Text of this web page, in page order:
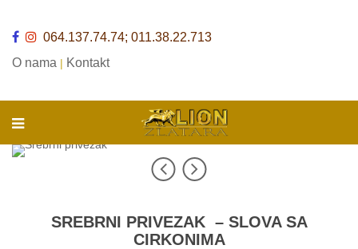
064.137.74.74; 011.38.22.713
O nama | Kontakt
SREBRNI PRIVEZAK – SLOVA SA
CIRKONIMA